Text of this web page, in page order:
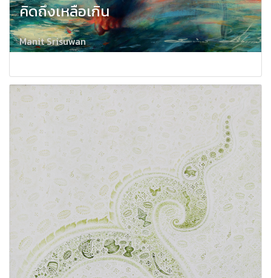
คิดถึงเหลือเกิน
Manit Srisuwan